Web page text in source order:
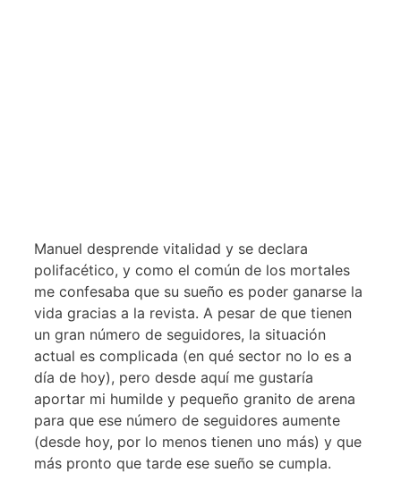
Manuel desprende vitalidad y se declara
polifacético, y como el común de los mortales
me confesaba que su sueño es poder ganarse la
vida gracias a la revista. A pesar de que tienen
un gran número de seguidores, la situación
actual es complicada (en qué sector no lo es a
día de hoy), pero desde aquí me gustaría
aportar mi humilde y pequeño granito de arena
para que ese número de seguidores aumente
(desde hoy, por lo menos tienen uno más) y que
más pronto que tarde ese sueño se cumpla.